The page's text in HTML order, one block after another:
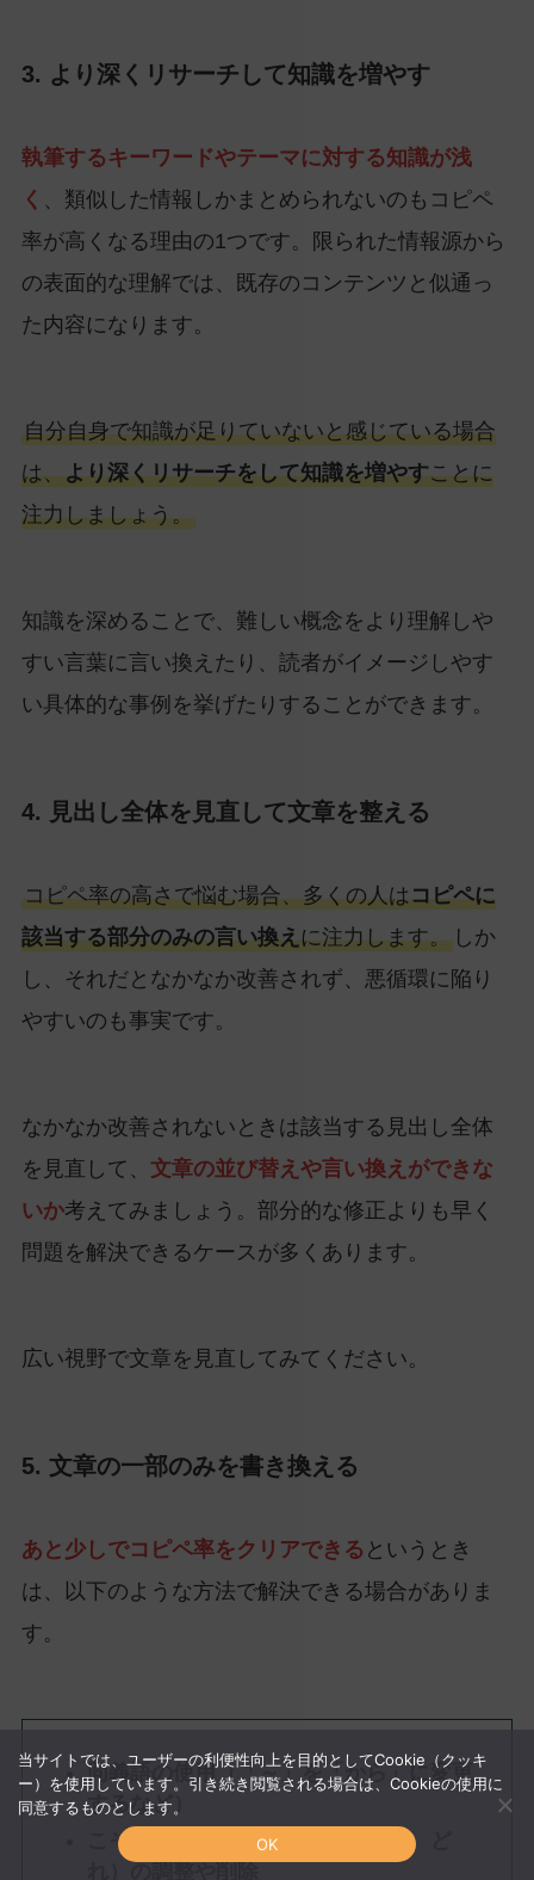
3. より深くリサーチして知識を増やす
執筆するキーワードやテーマに対する知識が浅
く 、類似した情報しかまとめられないのもコピペ
率が高くなる理由の1つです。限られた情報源から
の表面的な理解では、既存のコンテンツと似通っ
た内容になります。
自分自身で知識が足りていないと感じている場合
は、より深くリサーチをして知識を増やすことに
注力しましょう。
知識を深めることで、難しい概念をより理解しや
すい言葉に言い換えたり、読者がイメージしやす
い具体的な事例を挙げたりすることができます。
4. 見出し全体を見直して文章を整える
コピペ率の高さで悩む場合、多くの人はコピペに
該当する部分のみの言い換えに注力します。しか
し、それだとなかなか改善されず、悪循環に陥り
やすいのも事実です。
なかなか改善されないときは該当する見出し全体
を見直して、 文章の並び替えや言い換えができな
いか考えてみましょう。部分的な修正よりも早く
問題を解決できるケースが多くあります。
広い視野で文章を見直してみてください。
5. 文章の一部のみを書き換える
あと少しでコピペ率をクリアできる というとき
は、以下のような方法で解決できる場合がありま
す。
同義語の使用（「～」を「から」に変更
するなど）
こそあど言葉（これ、それ、あれ、ど
当サイトでは、ユーザーの利便性向上を目的としてCookie（クッキ
ー）を使用しています。引き続き閲覧される場合は、Cookieの使用に
同意するものとします。
OK